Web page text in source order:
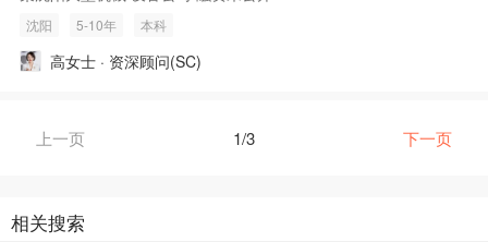
沈阳 5-10年 本科
高女士 · 资深顾问(SC)
上一页 1/3 下一页
相关搜索